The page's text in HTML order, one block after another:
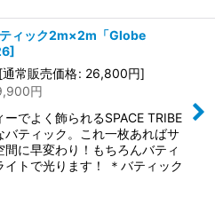
ィック2m×2m「Globe
]
[通常販売価格: 26,800円]
円
ーでよく飾られるSPACE TRIBE
バティック。これ一枚あればサ
間に早変わり！もちろんバティ
イトで光ります！ ＊バティック